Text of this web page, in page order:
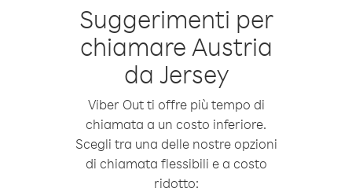
Suggerimenti per
chiamare Austria
da Jersey
Viber Out ti offre più tempo di
chiamata a un costo inferiore.
Scegli tra una delle nostre opzioni
di chiamata flessibili e a costo
ridotto: